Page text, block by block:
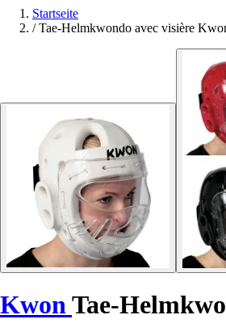
Startseite
/ Tae-Helmkwondo avec visière
Kwon Tae-